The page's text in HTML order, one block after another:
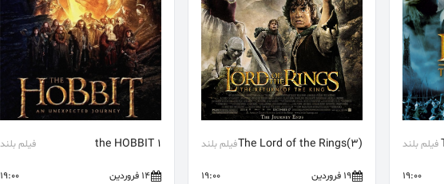
فیلم بلند
19:00
(3)The Lord of the Rings فیلم بلند
19 فروردین 19:00
the HOBBIT 1 فیلم بلند
14 فروردین 19:00